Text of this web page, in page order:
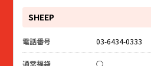
SHEEP
03-6434-0333
○